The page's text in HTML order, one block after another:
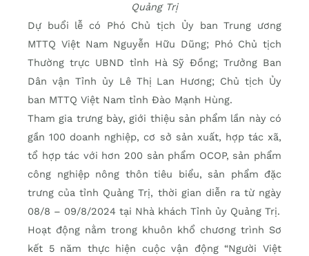
Quảng Trị
Dự buổi lễ có Phó Chủ tịch Ủy ban Trung ương
MTTQ Việt Nam Nguyễn Hữu Dũng; Phó Chủ tịch
Thường trực UBND tỉnh Hà Sỹ Đồng; Trưởng Ban
Dân vận Tỉnh ủy Lê Thị Lan Hương; Chủ tịch Ủy
ban MTTQ Việt Nam tỉnh Đào Mạnh Hùng.
Tham gia trưng bày, giới thiệu sản phẩm lần này có
gần 100 doanh nghiệp, cơ sở sản xuất, hợp tác xã,
tổ hợp tác với hơn 200 sản phẩm OCOP, sản phẩm
công nghiệp nông thôn tiêu biểu, sản phẩm đặc
trưng của tỉnh Quảng Trị, thời gian diễn ra từ ngày
08/8 – 09/8/2024 tại Nhà khách Tỉnh ủy Quảng Trị.
Hoạt động nằm trong khuôn khổ chương trình Sơ
kết 5 năm thực hiện cuộc vận động “Người Việt